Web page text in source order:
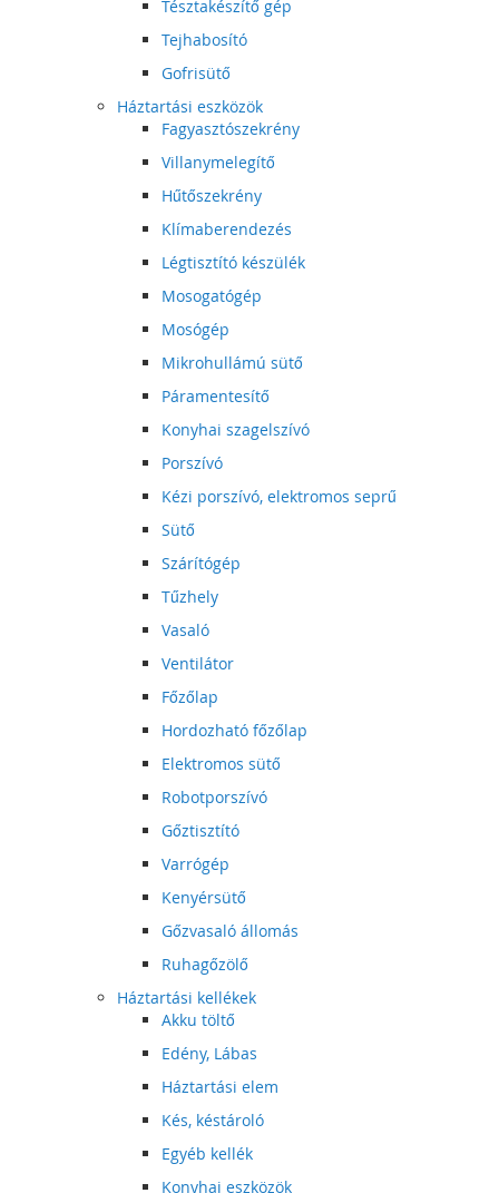
Tésztakészítő gép
Tejhabosító
Gofrisütő
Háztartási eszközök
Fagyasztószekrény
Villanymelegítő
Hűtőszekrény
Klímaberendezés
Légtisztító készülék
Mosogatógép
Mosógép
Mikrohullámú sütő
Páramentesítő
Konyhai szagelszívó
Porszívó
Kézi porszívó, elektromos seprű
Sütő
Szárítógép
Tűzhely
Vasaló
Ventilátor
Főzőlap
Hordozható főzőlap
Elektromos sütő
Robotporszívó
Gőztisztító
Varrógép
Kenyérsütő
Gőzvasaló állomás
Ruhagőzölő
Háztartási kellékek
Akku töltő
Edény, Lábas
Háztartási elem
Kés, késtároló
Egyéb kellék
Konyhai eszközök